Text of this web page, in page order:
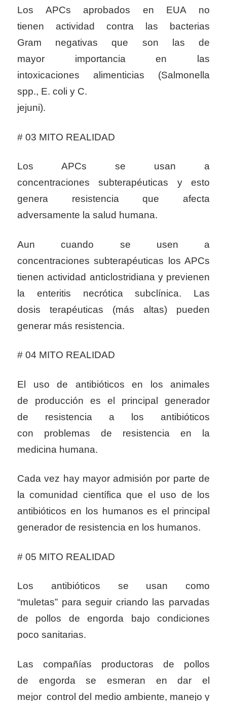
Los APCs aprobados en EUA no
tienen actividad contra las bacterias
Gram negativas que son las de
mayor importancia en las
intoxicaciones alimenticias (Salmonella
spp., E. coli y C.
jejuni).
# 03 MITO REALIDAD
Los APCs se usan a
concentraciones subterapéuticas y esto
genera resistencia que afecta
adversamente la salud humana.
Aun cuando se usen a
concentraciones subterapéuticas los APCs
tienen actividad anticlostridiana y previenen
la enteritis necrótica subclínica. Las
dosis terapéuticas (más altas) pueden
generar más resistencia.
# 04 MITO REALIDAD
El uso de antibióticos en los animales
de producción es el principal generador
de resistencia a los antibióticos
con problemas de resistencia en la
medicina humana.
Cada vez hay mayor admisión por parte de
la comunidad científica que el uso de los
antibióticos en los humanos es el principal
generador de resistencia en los humanos.
# 05 MITO REALIDAD
Los antibióticos se usan como
“muletas” para seguir criando las parvadas
de pollos de engorda bajo condiciones
poco sanitarias.
Las compañías productoras de pollos
de engorda se esmeran en dar el
mejor control del medio ambiente, manejo y